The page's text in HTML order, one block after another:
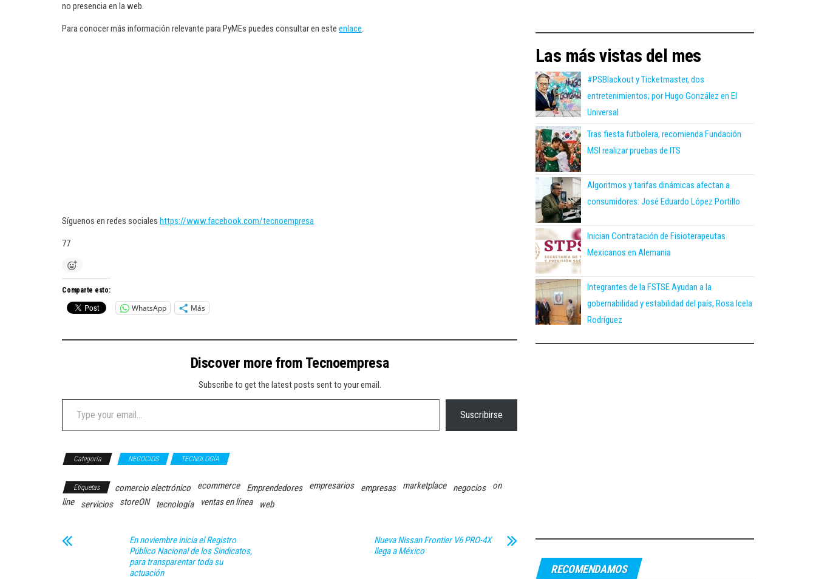
no presencia en la web.
Para conocer más información relevante para PyMEs puedes consultar en este enlace.
Síguenos en redes sociales https://www.facebook.com/tecnoempresa
77
Comparte esto:
WhatsApp Más
Discover more from Tecnoempresa
Subscribe to get the latest posts sent to your email.
Type your email…
Suscribirse
Categoría NEGOCIOS TECNOLOGÍA
Etiquetas comercio electrónico ecommerce Emprendedores empresarios empresas marketplace negocios
on
line
servicios storeON tecnología ventas en línea web
En noviembre inicia el Registro
Público Nacional de los Sindicatos,
para transparentar toda su
actuación
Nueva Nissan Frontier V6 PRO-4X
llega a México
Las más vistas del mes
#PSBlackout y Ticketmaster, dos
entretenimientos; por Hugo González en El
Universal
Tras fiesta futbolera, recomienda Fundación
MSI realizar pruebas de ITS
Algoritmos y tarifas dinámicas afectan a
consumidores: José Eduardo López Portillo
Inician Contratación de Fisioterapeutas
Mexicanos en Alemania
Integrantes de la FSTSE Ayudan a la
gobernabilidad y estabilidad del país, Rosa Icela
Rodríguez
RECOMENDAMOS